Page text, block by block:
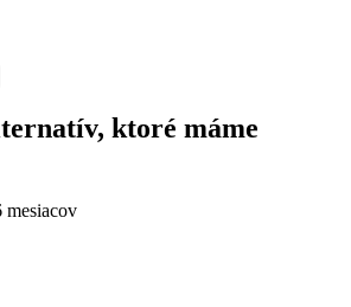
ktoré máme
mesiacov